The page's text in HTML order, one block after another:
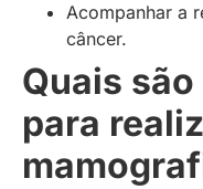
Acompanhar a
câncer.
Quais
para